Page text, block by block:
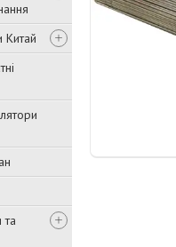
Китай
та